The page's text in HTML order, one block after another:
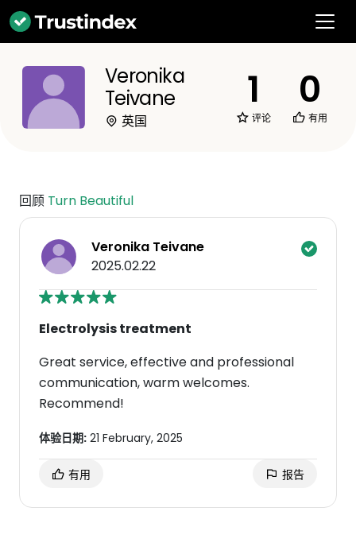
Veronika
Teivane
英国
1
评论
0
有用
回顾 Turn Beautiful
Veronika Teivane
2025.02.22
Electrolysis treatment
Great service, effective and professional
communication, warm welcomes.
Recommend!
体验日期: 21 February, 2025
有用 报告